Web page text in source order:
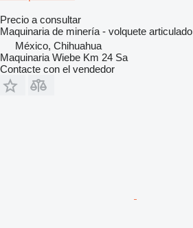
Precio a consultar
Maquinaria de minería - volquete articulado
México, Chihuahua
Maquinaria Wiebe Km 24 Sa
Contacte con el vendedor